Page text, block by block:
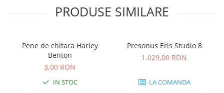
Recordere portabile
Subwoofere de studio
Tratament acustic
Lumini si efecte
Accesorii pentru lumini
PRODUSE SIMILARE
Pene de chitara Harley
Benton
3,00 RON
IN STOC
Presonus Eris Studio 8
1.029,00 RON
LA COMANDA